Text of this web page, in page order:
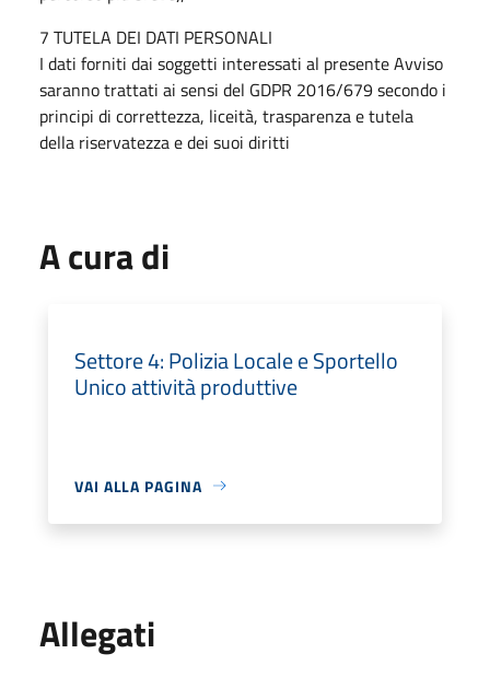
7 TUTELA DEI DATI PERSONALI
I dati forniti dai soggetti interessati al presente Avviso
saranno trattati ai sensi del GDPR 2016/679 secondo i
principi di correttezza, liceità, trasparenza e tutela
della riservatezza e dei suoi diritti
A cura di
Settore 4: Polizia Locale e Sportello
Unico attività produttive
VAI ALLA PAGINA
Allegati